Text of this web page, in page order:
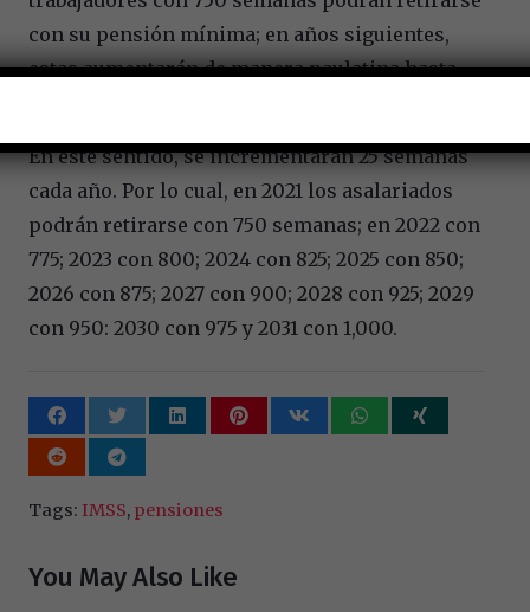
con su pensión mínima; en años siguientes,
estas aumentarán de manera paulatina hasta
En este sentido, se incrementarán 25 semanas
cada año. Por lo cual, en 2021 los asalariados
podrán retirarse con 750 semanas; en 2022 con
775; 2023 con 800; 2024 con 825; 2025 con 850;
2026 con 875; 2027 con 900; 2028 con 925; 2029
con 950: 2030 con 975 y 2031 con 1,000.
Tags: IMSS, pensiones
You May Also Like